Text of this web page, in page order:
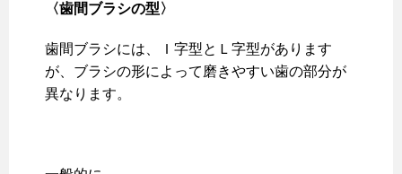
〈歯間ブラシの型〉
歯間ブラシには、Ｉ字型とＬ字型があります
が、ブラシの形によって磨きやすい歯の部分が
異なります。